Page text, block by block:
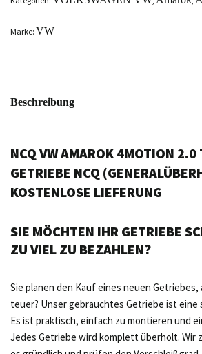
Marke: VW
Beschreibung
NCQ VW AMAROK 4MOTION 2.0
GETRIEBE NCQ
KOSTENLOSE LIEFERUNG
SIE MÖCHTEN IHR GETRIEBE
ZU VIEL ZU BEZAHLEN?
Sie planen den Kauf eines neuen
teuer? Unser gebrauchtes Getriebe ist eine
Es ist praktisch, einfach zu montieren und
Jedes Getriebe wird komplett überholt. Wir